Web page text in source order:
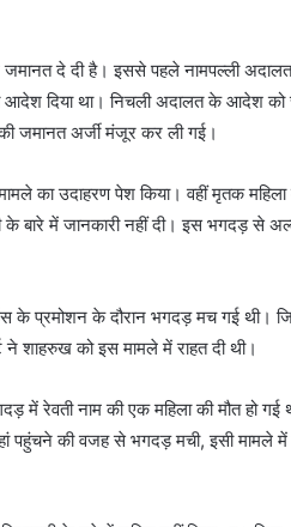
जमानत दे दी है। इससे पहले नामपल्ली
दिया था। निचली अदालत के आदेश को
जमानत अर्जी मंजूर कर ली गई।
का उदाहरण पेश किया। वहीं मृतक महिला
बारे में जानकारी नहीं दी। इस भगदड़ से
के प्रमोशन के दौरान भगदड़ मच गई थी।
ने शाहरुख को इस मामले में राहत दी थी।
में रेवती नाम की एक महिला की मौत हो
पहुंचने की वजह से भगदड़ मची, इसी